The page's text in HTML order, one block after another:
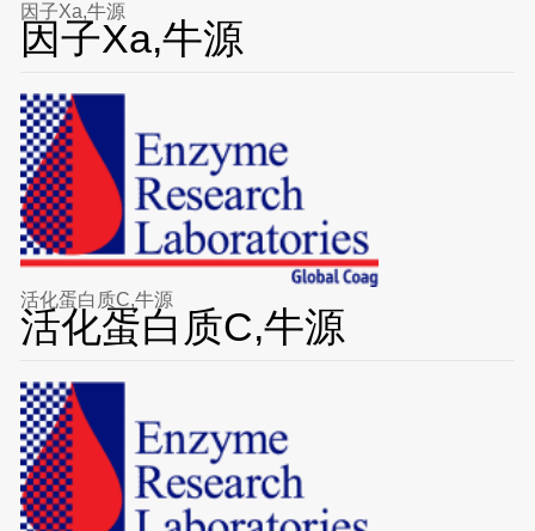
因子Xa,牛源
因子Xa,牛源
活化蛋白质C,牛源
活化蛋白质C,牛源